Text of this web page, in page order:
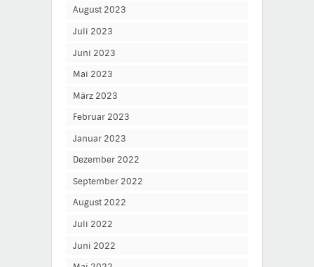
August 2023
Juli 2023
Juni 2023
Mai 2023
März 2023
Februar 2023
Januar 2023
Dezember 2022
September 2022
August 2022
Juli 2022
Juni 2022